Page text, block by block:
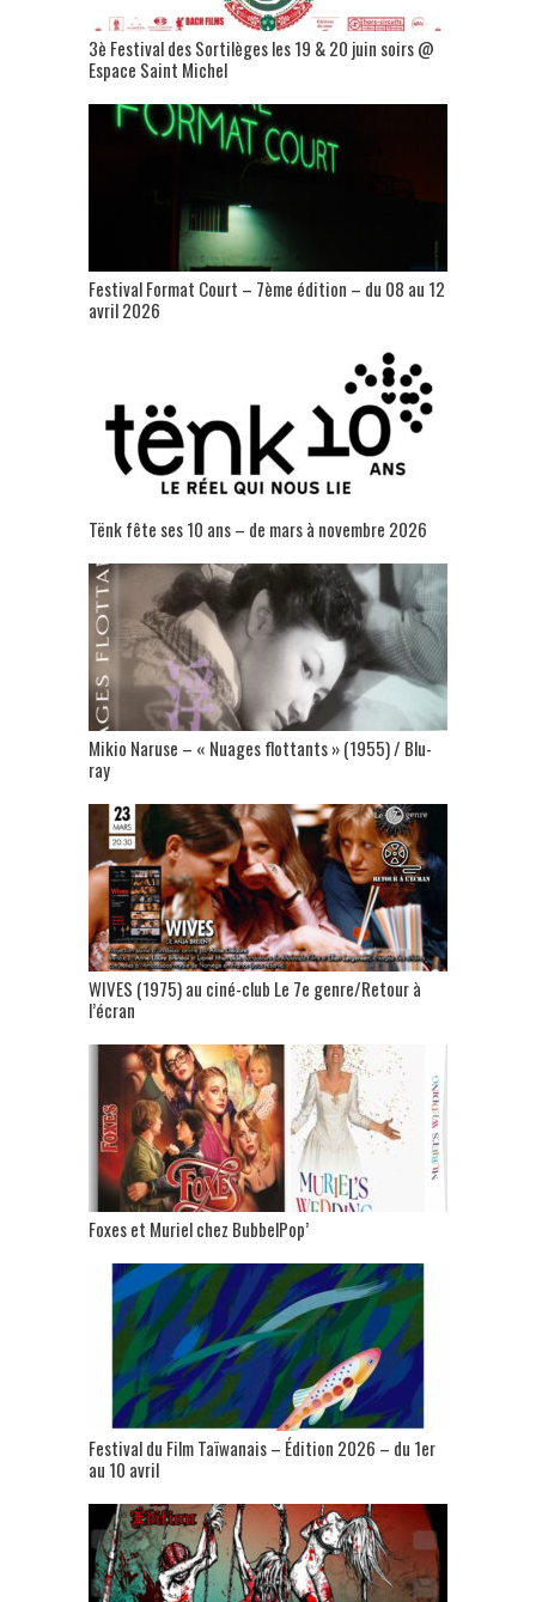
3è Festival des Sortilèges les 19 & 20 juin soirs @
Espace Saint Michel
Festival Format Court – 7ème édition – du 08 au 12
avril 2026
Tënk fête ses 10 ans – de mars à novembre 2026
Mikio Naruse – « Nuages flottants » (1955) / Blu-
ray
WIVES (1975) au ciné-club Le 7e genre/Retour à
l’écran
Foxes et Muriel chez BubbelPop’
Festival du Film Taïwanais – Édition 2026 – du 1er
au 10 avril